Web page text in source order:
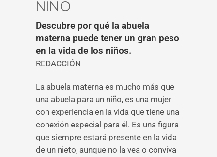
NIÑO
Descubre por qué la abuela
materna puede tener un gran peso
en la vida de los niños.
REDACCIÓN
La abuela materna es mucho más que
una abuela para un niño, es una mujer
con experiencia en la vida que tiene una
conexión especial para él. Es una figura
que siempre estará presente en la vida
de un nieto, aunque no la vea o conviva